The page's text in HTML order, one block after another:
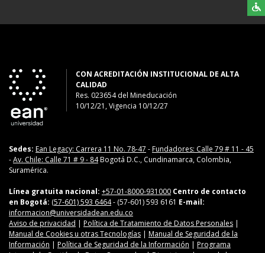
CON ACREDITACIÓN INSTITUCIONAL DE ALTA
CALIDAD
Res. 023654del Mineducación
10/12/21, Vigencia 10/12/27
Sedes: Ean Legacy: Carrera 11 No. 78-47 -Fundadores: Calle 79 # 11 - 45
-Av. Chile: Calle 71 # 9 - 84Bogotá D.C., Cundinamarca, Colombia,
Suramérica.
Línea gratuita nacional: +57-01-8000-931000 Centro de contacto
en Bogotá: (57-601) 593 6464- (57-601) 593 6161 E-mail:
informacion@universidadean.edu.co
Aviso de privacidad | Política de Tratamiento de Datos Personales |
Manual de Cookies u otras Tecnologías | Manual de Seguridad de la
Información | Política de Seguridad de la Información | Programa